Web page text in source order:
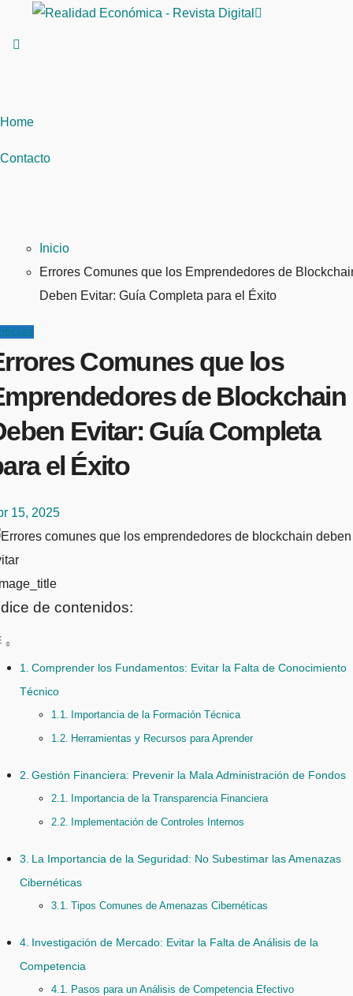
Home
Contacto
Inicio
Errores Comunes que los Emprendedores de
Deben Evitar: Guía Completa para el Éxito
Comunes que los
de Blockchain
Evitar: Guía Completa
el Éxito
15, 2025
de contenidos:
Comprender los Fundamentos: Evitar la Falta de Conocimiento
Técnico
Importancia de la Formación Técnica
Herramientas y Recursos para Aprender
Gestión Financiera: Prevenir la Mala Administración de Fondos
Importancia de la Transparencia Financiera
Implementación de Controles Internos
La Importancia de la Seguridad: No Subestimar las Amenazas
Cibernéticas
Tipos Comunes de Amenazas Cibernéticas
Investigación de Mercado: Evitar la Falta de Análisis de la
Competencia
Pasos para un Análisis de Competencia Efectivo